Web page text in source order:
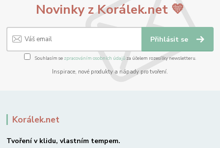
Novinky z Korálek.net 💛
Přihlásit se
Souhlasím se zpracováním osobních údajůza účelem rozesílky newsletteru.
Inspirace, nové produkty a nápady pro tvoření.
Korálek.net
Tvoření v klidu, vlastním tempem.